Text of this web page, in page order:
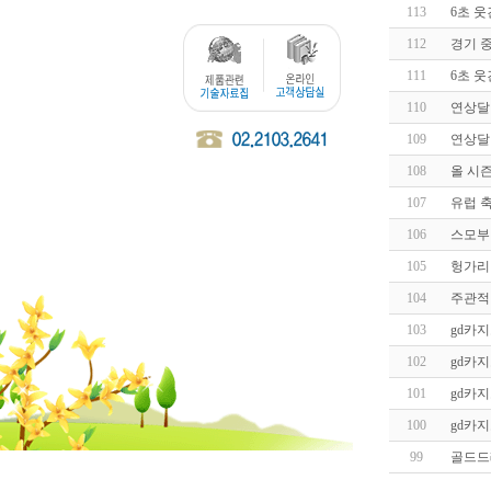
113 6초 웃
112 경기
111 6초 웃
110 연상
109 연상
108 올 시
107 유럽
106 스모
105 헝가
104 주관
103 gd카
102 gd카
101 gd카
100 gd카
99 골드